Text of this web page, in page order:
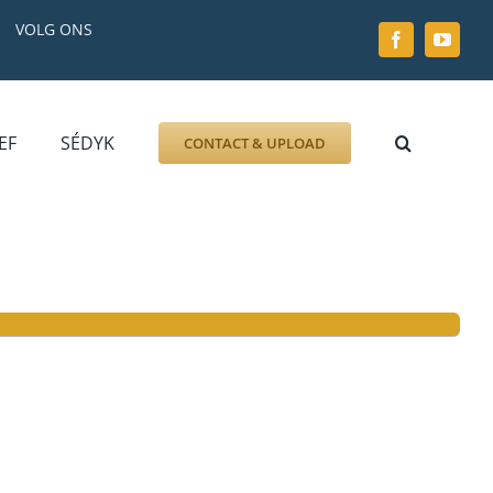
VOLG ONS
GRAFZERK
ALLLES
SÉDYK CONTACT & UPLOAD